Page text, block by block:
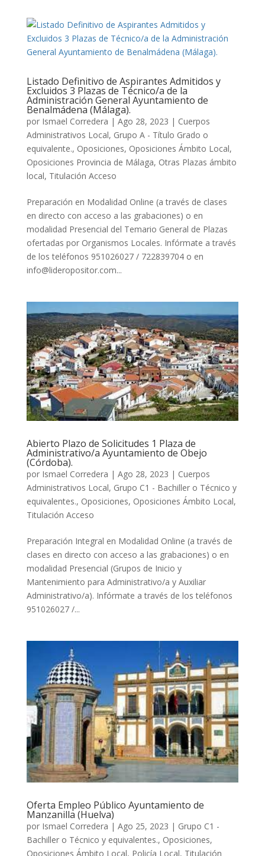
Listado Definitivo de Aspirantes Admitidos y
Excluidos 3 Plazas de Técnico/a de la
Administración General Ayuntamiento de
Benalmádena (Málaga).
por Ismael Corredera | Ago 28, 2023 | Cuerpos
Administrativos Local, Grupo A - Título Grado o
equivalente., Oposiciones, Oposiciones Ámbito Local,
Oposiciones Provincia de Málaga, Otras Plazas ámbito
local, Titulación Acceso
Preparación en Modalidad Online (a través de clases
en directo con acceso a las grabaciones) o en
modalidad Presencial del Temario General de Plazas
ofertadas por Organismos Locales. Infórmate a través
de los teléfonos 951026027 / 722839704 o en
info@lideropositor.com...
Abierto Plazo de Solicitudes 1 Plaza de
Administrativo/a Ayuntamiento de Obejo
(Córdoba).
por Ismael Corredera | Ago 28, 2023 | Cuerpos
Administrativos Local, Grupo C1 - Bachiller o Técnico y
equivalentes., Oposiciones, Oposiciones Ámbito Local,
Titulación Acceso
Preparación Integral en Modalidad Online (a través de
clases en directo con acceso a las grabaciones) o en
modalidad Presencial (Grupos de Inicio y
Mantenimiento para Administrativo/a y Auxiliar
Administrativo/a). Infórmate a través de los teléfonos
951026027 /...
Oferta Empleo Público Ayuntamiento de
Manzanilla (Huelva)
por Ismael Corredera | Ago 25, 2023 | Grupo C1 -
Bachiller o Técnico y equivalentes., Oposiciones,
Oposiciones Ámbito Local, Policía Local, Titulación